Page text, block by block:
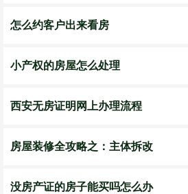
怎么约客户出来看房
小产权的房屋怎么处理
西安无房证明网上办理流程
房屋装修全攻略之：主体拆改
没房产证的房子能买吗怎么办